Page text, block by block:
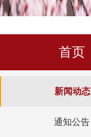
首页
新闻动态
通知公告